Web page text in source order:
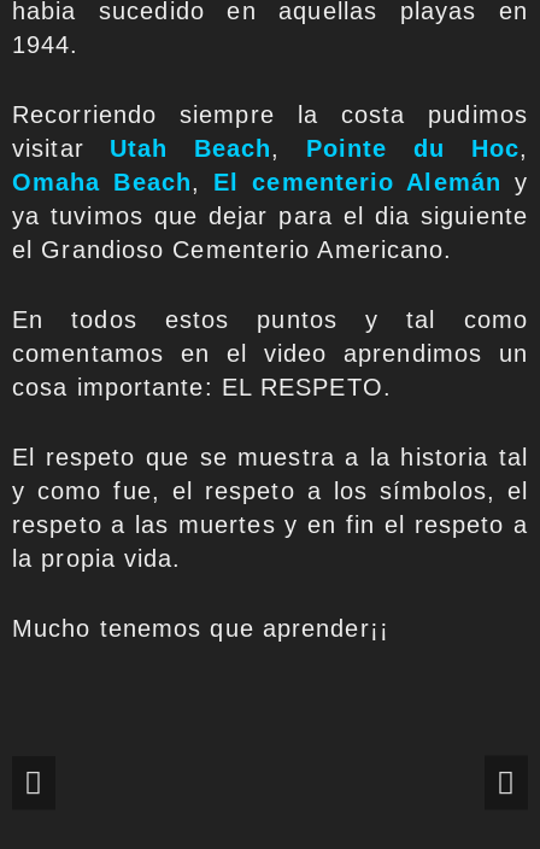
habia sucedido en aquellas playas en
1944.
Recorriendo siempre la costa pudimos
visitar Utah Beach, Pointe du Hoc,
Omaha Beach, El cementerio Alemán y
ya tuvimos que dejar para el dia siguiente
el Grandioso Cementerio Americano.
En todos estos puntos y tal como
comentamos en el video aprendimos un
cosa importante: EL RESPETO.
El respeto que se muestra a la historia tal
y como fue, el respeto a los símbolos, el
respeto a las muertes y en fin el respeto a
la propia vida.
Mucho tenemos que aprender¡¡